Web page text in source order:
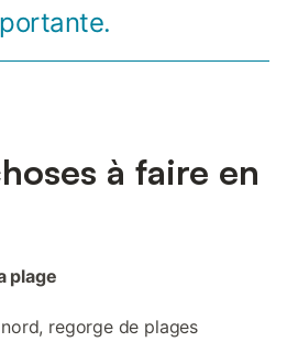
à faire en
plage
regorge de plages